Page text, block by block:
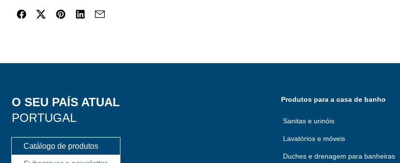
O SEU PAÍS ATUAL
PORTUGAL
Catálogo de produtos
Produtos para a casa de banho
Sanitas e urinóis
Lavatórios e móveis
Duches e drenagem para banheiras